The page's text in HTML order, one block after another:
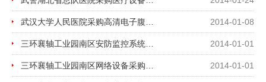
2014-01-08
2014-01-01
2014-01-01